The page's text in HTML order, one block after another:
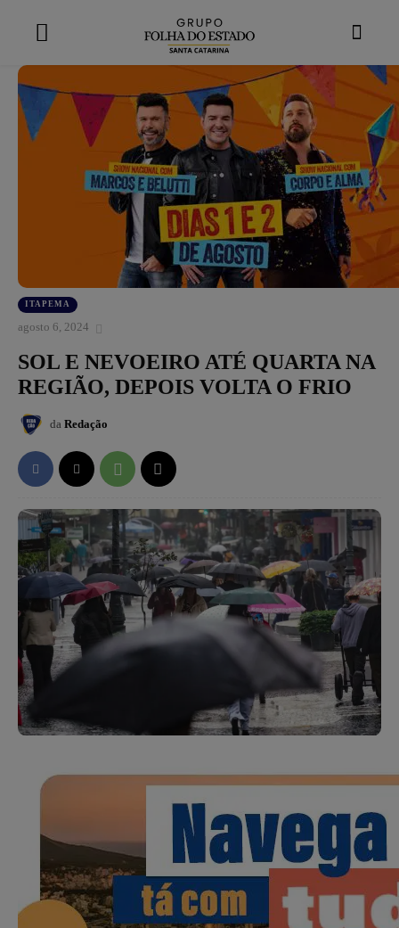
ITAPEMA
agosto 6, 2024
SOL E NEVOEIRO ATÉ QUARTA NA
REGIÃO, DEPOIS VOLTA O FRIO
da Redação